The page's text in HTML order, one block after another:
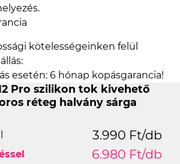
kötelességeinken felül
esetén: 6 hónap kopásgarancia!
Pro szilikon tok kivehető
réteg halvány sárga
3.990 Ft/db
6.980 Ft/db